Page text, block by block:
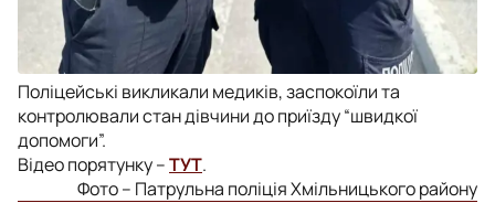
Поліцейські викликали медиків, заспокоїли та
контролювали стан дівчини до приїзду “швидкої
допомоги”.
Відео порятунку –ТУТ.
Фото – Патрульна поліція Хмільницького району